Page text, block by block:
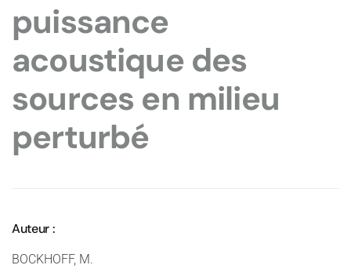
puissance
acoustique des
sources en milieu
perturbé
Auteur :
BOCKHOFF, M.